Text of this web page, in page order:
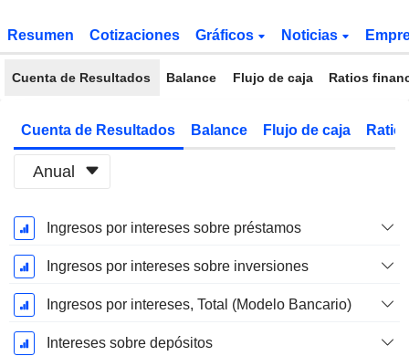
Resumen Cotizaciones Gráficos Noticias
Cuenta de Resultados Balance Flujo de caja Ratios
Cuenta de Resultados Balance Flujo de caja
Anual
Período
fiscal:
Diciembre
Ingresos por intereses sobre préstamos
Ingresos por intereses sobre inversiones
Ingresos por intereses, Total (Modelo Bancario)
Intereses sobre depósitos